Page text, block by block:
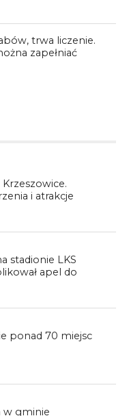
trwa liczenie.
zapełniać
i atrakcje
stadionie LKS
apel do
ponad 70 miejsc
w gminie